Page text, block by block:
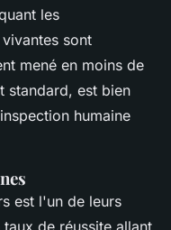
les
sont
mené en moins de
standard, est bien
humaine
est l'un de leurs